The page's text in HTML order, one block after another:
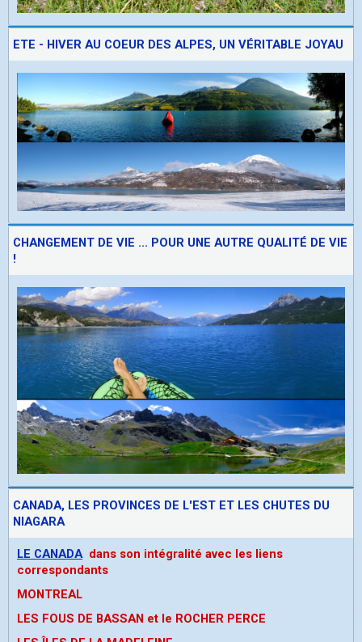
ETE - HIVER AU COEUR DES ALPES, UN VÉRITABLE JOYAU
CHANGEMENT DE VIE ... POUR UNE AUTRE QUALITÉ DE VIE
!
CANADA, LES PROVINCES DE L'EST ET LES CHUTES DU
NIAGARA
LE CANADA dans son intégralité avec les liens
correspondants
MONTREAL
LES FOUS DE BASSAN et le ROCHER PERCE